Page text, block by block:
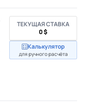
ТЕКУЩАЯ СТАВКА
0 $
Калькулятор
для ручного расчёта